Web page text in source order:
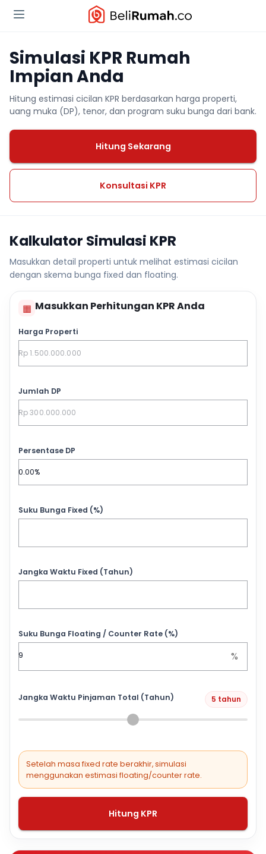
Simulasi KPR Rumah
Impian Anda
Hitung estimasi cicilan KPR berdasarkan harga properti,
uang muka (DP), tenor, dan program suku bunga dari bank.
Hitung Sekarang
Konsultasi KPR
Kalkulator Simulasi KPR
Masukkan detail properti untuk melihat estimasi cicilan
dengan skema bunga fixed dan floating.
▦ Masukkan Perhitungan KPR Anda
Harga Properti
Jumlah DP
Persentase DP
Suku Bunga Fixed (%)
Jangka Waktu Fixed (Tahun)
Suku Bunga Floating / Counter Rate (%)
%
Jangka Waktu Pinjaman Total (Tahun) 5 tahun
Setelah masa fixed rate berakhir, simulasi
menggunakan estimasi floating/counter rate.
Hitung KPR